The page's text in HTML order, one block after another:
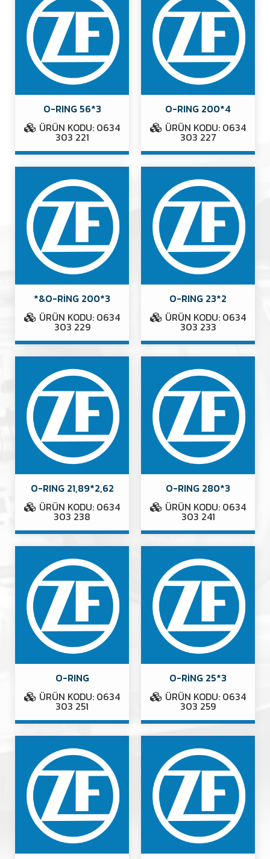
O-RING 56*3
ÜRÜN KODU: 0634
303 221
O-RING 200*4
ÜRÜN KODU: 0634
303 227
*&O-RİNG 200*3
ÜRÜN KODU: 0634
303 229
O-RING 23*2
ÜRÜN KODU: 0634
303 233
O-RING 21,89*2,62
ÜRÜN KODU: 0634
303 238
O-RING 280*3
ÜRÜN KODU: 0634
303 241
O-RING
ÜRÜN KODU: 0634
303 251
O-RİNG 25*3
ÜRÜN KODU: 0634
303 259